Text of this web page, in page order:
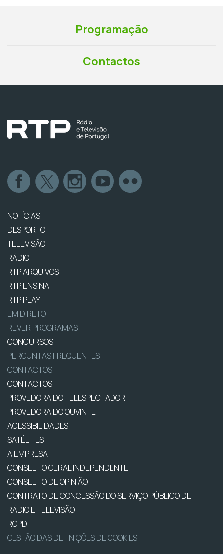
Programação
Contactos
NOTÍCIAS
DESPORTO
TELEVISÃO
RÁDIO
RTP ARQUIVOS
RTP ENSINA
RTP PLAY
EM DIRETO
REVER PROGRAMAS
CONCURSOS
PERGUNTAS FREQUENTES
CONTACTOS
CONTACTOS
PROVEDORA DO TELESPECTADOR
PROVEDORA DO OUVINTE
ACESSIBILIDADES
SATÉLITES
A EMPRESA
CONSELHO GERAL INDEPENDENTE
CONSELHO DE OPINIÃO
CONTRATO DE CONCESSÃO DO SERVIÇO PÚBLICO DE
RÁDIO E TELEVISÃO
RGPD
GESTÃO DAS DEFINIÇÕES DE COOKIES